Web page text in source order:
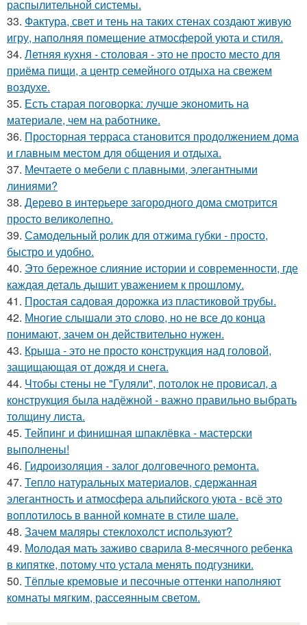
распылительной системы.
33. Фактура, свет и тень на таких стенах создают живую
игру, наполняя помещение атмосферой уюта и стиля.
34. Летняя кухня - столовая - это не просто место для
приёма пищи, а центр семейного отдыха на свежем
воздухе.
35. Есть старая поговорка: лучше экономить на
материале, чем на работнике.
36. Просторная терраса становится продолжением дома
и главным местом для общения и отдыха.
37. Мечтаете о мебели с плавными, элегантными
линиями?
38. Дерево в интерьере загородного дома смотрится
просто великолепно.
39. Самодельный ролик для отжима губки - просто,
быстро и удобно.
40. Это бережное слияние истории и современности, где
каждая деталь дышит уважением к прошлому.
41. Простая садовая дорожка из пластиковой трубы.
42. Многие слышали это слово, но не все до конца
понимают, зачем он действительно нужен.
43. Крыша - это не просто конструкция над головой,
защищающая от дождя и снега.
44. Чтобы стены не "Гуляли", потолок не провисал, а
конструкция была надёжной - важно правильно выбрать
толщину листа.
45. Тейпинг и финишная шпаклёвка - мастерски
выполнены!
46. Гидроизоляция - залог долговечного ремонта.
47. Тепло натуральных материалов, сдержанная
элегантность и атмосфера альпийского уюта - всё это
воплотилось в ванной комнате в стиле шале.
48. Зачем маляры стеклохолст используют?
49. Молодая мать заживо сварила 8-месячного ребенка
в кипятке, потому что устала менять подгузники.
50. Тёплые кремовые и песочные оттенки наполняют
комнаты мягким, рассеянным светом.